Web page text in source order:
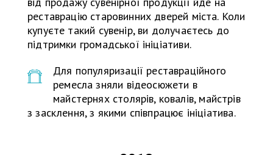
реставрацію старовинних дверей міста. Коли
купуєте такий сувенір, ви долучаєтесь до
підтримки громадської ініціативи.
Для популяризації реставраційного
ремесла зняли відеосюжети в
майстернях столярів, ковалів, майстрів
з засклення, з якими співпрацює ініціатива.